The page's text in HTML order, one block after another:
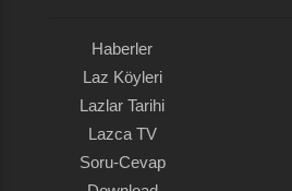
Haberler
Laz Köyleri
Lazlar Tarihi
Lazca TV
Soru-Cevap